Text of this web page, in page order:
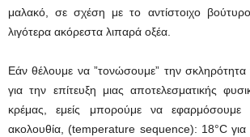
μαλακό, σε σχέση με το αντίστοιχο
λιγότερα ακόρεστα λιπαρά οξέα.
Εάν θέλουμε να ”τονώσουμε” την σκληρότητα
για την επίτευξη μιας αποτελεσματικής
κρέμας, εμείς μπορούμε να εφαρμόσουμε
ακολουθία, (temperature sequence): 18°C